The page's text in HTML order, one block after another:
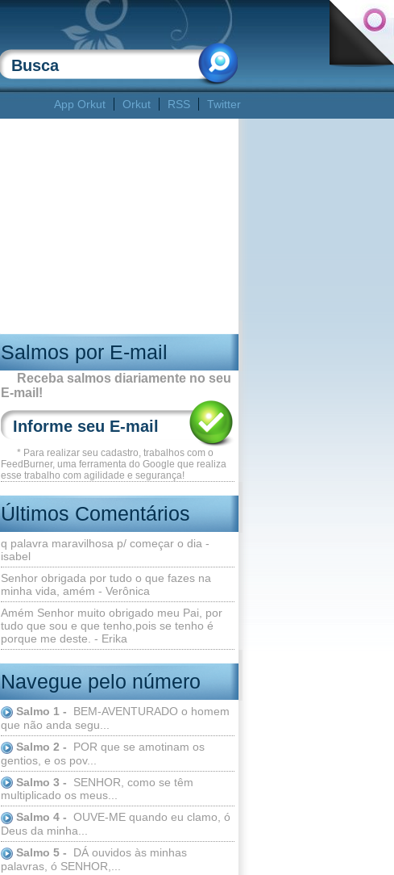
App Orkut Orkut RSS Twitter
Salmos por E-mail
Receba salmos diariamente no seu
E-mail!
* Para realizar seu cadastro, trabalhos com o
FeedBurner, uma ferramenta do Google que realiza
esse trabalho com agilidade e segurança!
Últimos Comentários
q palavra maravilhosa p/ começar o dia -
isabel
Senhor obrigada por tudo o que fazes na
minha vida, amém - Verônica
Amém Senhor muito obrigado meu Pai, por
tudo que sou e que tenho,pois se tenho é
porque me deste. - Erika
Navegue pelo número
Salmo 1 -
BEM-AVENTURADO o homem
que não anda segu...
Salmo 2 -
POR que se amotinam os
gentios, e os pov...
Salmo 3 -
SENHOR, como se têm
multiplicado os meus...
Salmo 4 - OUVE-ME quando eu clamo, ó
Deus da minha...
Salmo 5 -
DÁ ouvidos às minhas
palavras, ó SENHOR,...